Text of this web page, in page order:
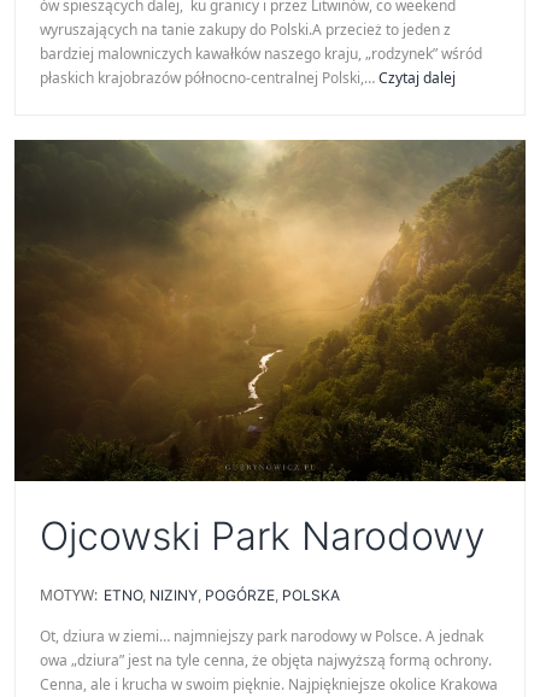
ów spieszących dalej, ku granicy i przez Litwinów, co weekend
wyruszających na tanie zakupy do Polski.A przecież to jeden z
bardziej malowniczych kawałków naszego kraju, „rodzynek” wśród
płaskich krajobrazów północno-centralnej Polski,…Czytaj dalej
Ojcowski Park Narodowy
MOTYW: ETNO, NIZINY, POGÓRZE, POLSKA
Ot, dziura w ziemi… najmniejszy park narodowy w Polsce. A jednak
owa „dziura” jest na tyle cenna, że objęta najwyższą formą ochrony.
Cenna, ale i krucha w swoim pięknie. Najpiękniejsze okolice Krakowa